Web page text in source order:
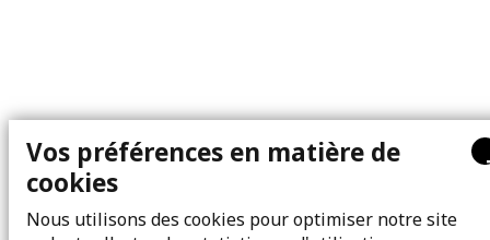
Vos préférences en matière de
cookies
Nous utilisons des cookies pour optimiser notre site